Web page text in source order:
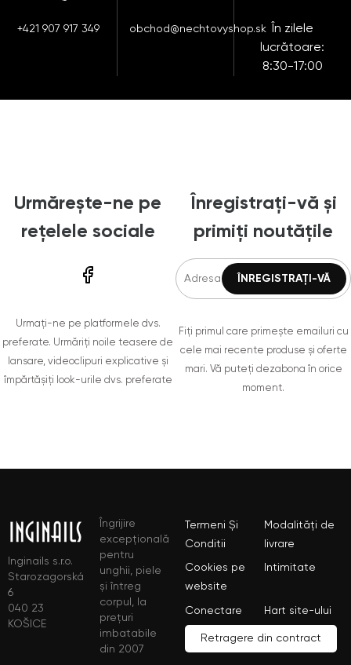
+421 907 917 349 obchod@nechtovyshop.sk
În zilele
lucrătoare:
8:30-17:00
Urmărește-ne pe
rețelele sociale
Urmați-ne pe platformele dvs.
preferate. Urmăriți noile teasere de
lansare, videoclipuri explicative și
împărtășiți look-urile dvs. preferate
Înregistrați-vă și
primiți noutățile
Fiți primul care primește emailuri cu
cele mai recente produse și oferte
mari. Vă puteți dezabona în orice
moment.
Inginails s.r.o.
Starozagorská
6
040 23
KOŠICE
Îngrijire
excepțională
pentru
unghii, piele
și întreg
corpul, la
prețuri
imbatabile
din 2007
Termeni Și
Conditii
Modalități de
livrare
Cookies pe
website
Intimitate
Conectare Hart site-ului
Retragere din contract